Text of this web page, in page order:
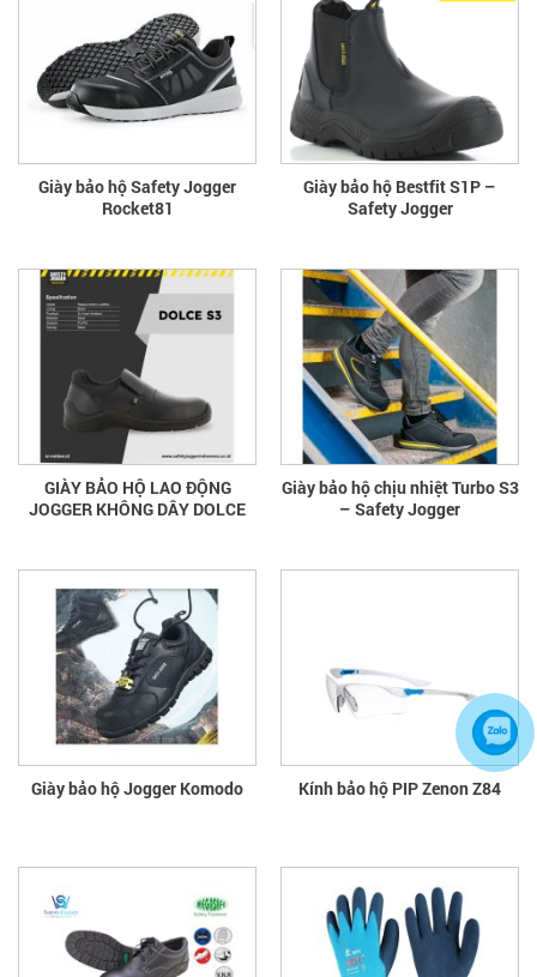
Giày bảo hộ Safety Jogger
Rocket81
Giày bảo hộ Bestfit S1P –
Safety Jogger
GIÀY BẢO HỘ LAO ĐỘNG
JOGGER KHÔNG DÂY DOLCE
Giày bảo hộ chịu nhiệt Turbo S3
– Safety Jogger
Giày bảo hộ Jogger Komodo Kính bảo hộ PIP Zenon Z84